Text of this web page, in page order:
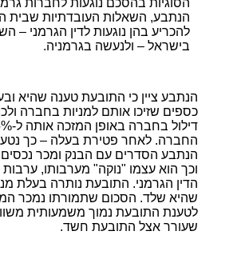
הסוגיות בהסכם נוגעות לחברות
הנתבע, השאלות העובדתיות שבית
להכריע בהן נוגעות לדין הגרמני –
בישראל – ולנעשה בגרמניה.
הנתבע ציין כי התובעת טענה שהיא
כספים שזיכו אותם למניות בחברה
החברה. לאחר פטירת בעלה – כך
הנתבע הסדרים עם הבנק ומכר
וכך הוא עצמו "נוקה" מערבותו,
הדין הגרמני. התובעת נותרה בעלת
שהיא שלד. הסכום שתמורתו נמכר
לטענת התובעת נמוך משמעותית
שעורר אצל התובעת חשד.